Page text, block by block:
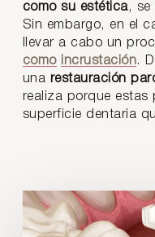
como su estética, se
Sin embargo, en el
llevar a cabo un
como incrustación.
una restauración
realiza porque estas
superficie dentaria